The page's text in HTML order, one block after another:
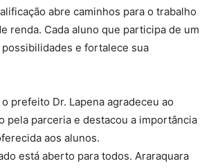
abre caminhos para o trabalho
renda. Cada aluno que participa de um
e fortalece sua
prefeito Dr. Lapena agradeceu ao
pela parceria e destacou a importância
aos alunos.
está aberto para todos. Araraquara